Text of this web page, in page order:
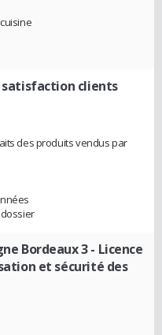
satisfaction clients
des produits vendus par
Bordeaux 3- Licence
et sécurité des